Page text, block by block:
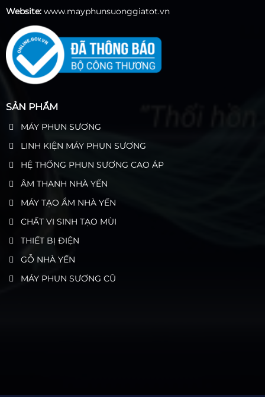
Website: www.mayphunsuonggiatot.vn
SẢN PHẨM
MÁY PHUN SƯƠNG
LINH KIỆN MÁY PHUN SƯƠNG
HỆ THỐNG PHUN SƯƠNG CAO ÁP
ÂM THANH NHÀ YẾN
MÁY TẠO ẨM NHÀ YẾN
CHẤT VI SINH TẠO MÙI
THIẾT BỊ ĐIỆN
GỖ NHÀ YẾN
MÁY PHUN SƯƠNG CŨ